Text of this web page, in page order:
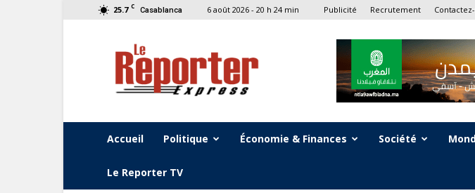
25.7 C Casablanca 6 août 2026 - 20 h 24 min Publicité Recrutement
Le
Reporter
Express
Accueil Politique Économie & Finances Société
Le Reporter TV